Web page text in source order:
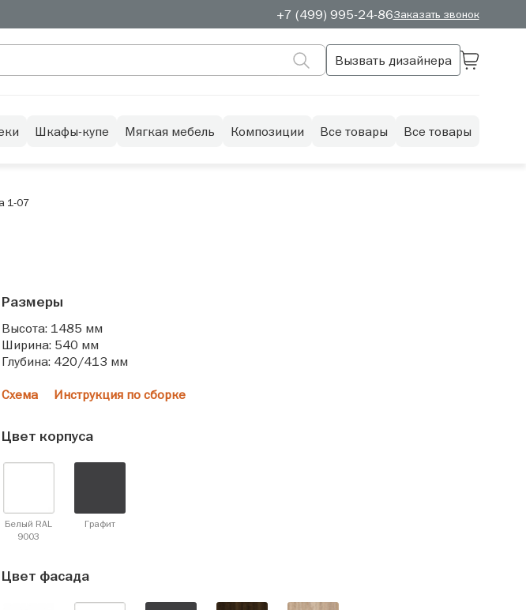
+7 (499) 995-24-86Заказать звонок
Вызвать дизайнера
Шкафы-купе Мягкая мебель Композиции Все товары Все товары
1-07
Размеры
Высота: 1485 мм
Ширина: 540 мм
Глубина: 420/413 мм
Схема Инструкция по сборке
Цвет корпуса
Белый RAL
9003
Графит
Цвет фасада